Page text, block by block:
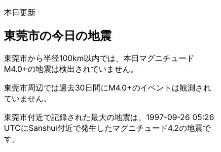
本日更新
東莞市の今日の地震
東莞市から半径100km以内では、本日マグニチュード
M4.0+の地震は検出されていません。
東莞市周辺では過去30日間にM4.0+のイベントは観測され
ていません。
東莞市付近で記録された最大の地震は、1997-09-26 05:26
UTCにSanshui付近で発生したマグニチュード4.2の地震で
す。